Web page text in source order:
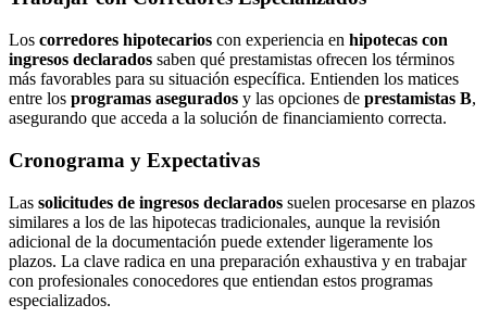
Los corredores hipotecarios con experiencia en hipotecas con
ingresos declarados saben qué prestamistas ofrecen los términos
más favorables para su situación específica. Entienden los matices
entre los programas asegurados y las opciones de prestamistas B,
asegurando que acceda a la solución de financiamiento correcta.
Cronograma y Expectativas
Las solicitudes de ingresos declarados suelen procesarse en plazos
similares a los de las hipotecas tradicionales, aunque la revisión
adicional de la documentación puede extender ligeramente los
plazos. La clave radica en una preparación exhaustiva y en trabajar
con profesionales conocedores que entiendan estos programas
especializados.